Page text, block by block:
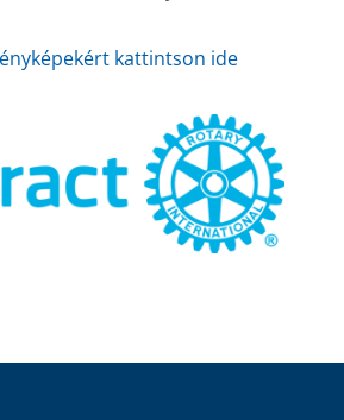
kattintson ide